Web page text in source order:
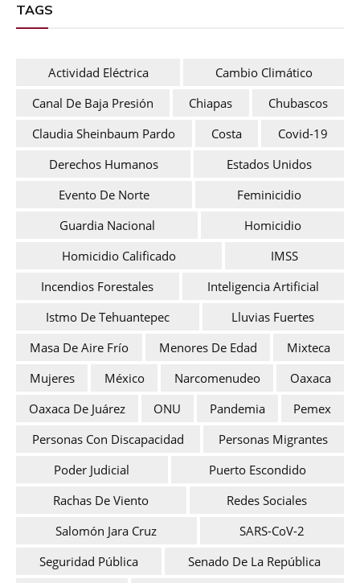
TAGS
Actividad Eléctrica
Cambio Climático
Canal De Baja Presión
Chiapas
Chubascos
Claudia Sheinbaum Pardo
Costa
Covid-19
Derechos Humanos
Estados Unidos
Evento De Norte
Feminicidio
Guardia Nacional
Homicidio
Homicidio Calificado
IMSS
Incendios Forestales
Inteligencia Artificial
Istmo De Tehuantepec
Lluvias Fuertes
Masa De Aire Frío
Menores De Edad
Mixteca
Mujeres
México Narcomenudeo
Oaxaca
Oaxaca De Juárez
ONU Pandemia
Pemex
Personas Con Discapacidad
Personas Migrantes
Poder Judicial
Puerto Escondido
Rachas De Viento
Redes Sociales
Salomón Jara Cruz
SARS-CoV-2
Seguridad Pública
Senado De La República